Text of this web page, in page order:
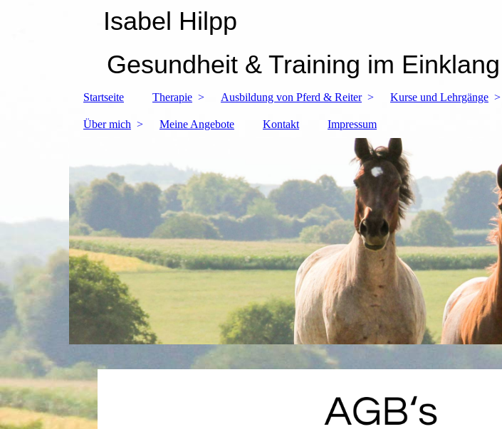
Isabel Hilpp
Gesundheit & Training im Einklang
Startseite Therapie Ausbildung von Pferd & Reiter Kurse und Lehrgänge
Über mich Meine Angebote Kontakt Impressum